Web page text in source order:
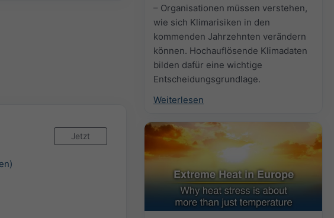
– Organisationen müssen verstehen,
wie sich Klimarisiken in den
kommenden Jahrzehnten verändern
können. Hochauflösende Klimadaten
bilden dafür eine wichtige
Entscheidungsgrundlage.
Weiterlesen
Jetzt